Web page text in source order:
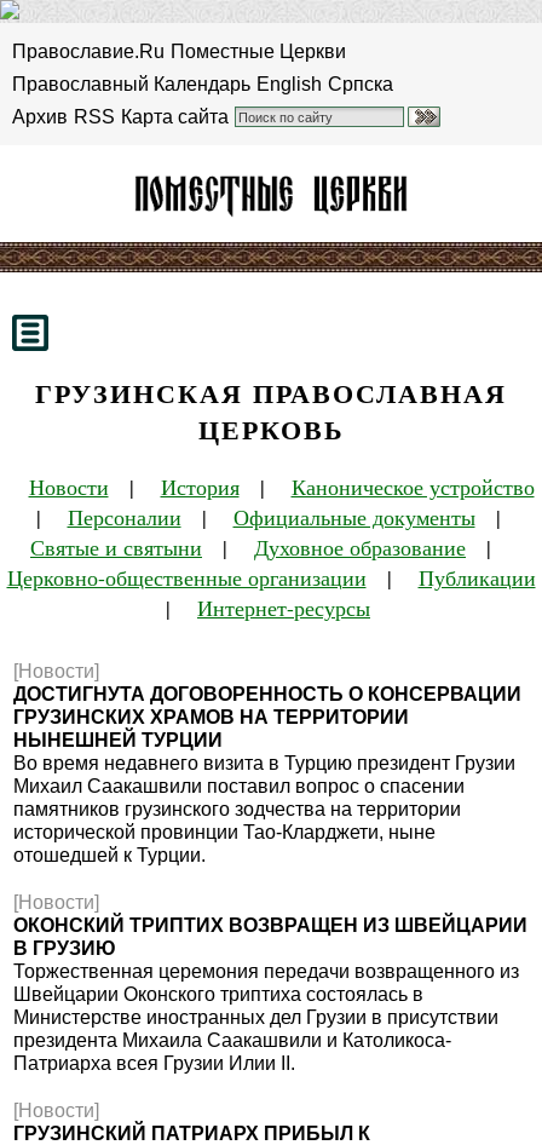
Православие.Ru Поместные Церкви
Православный Календарь English Српска
Архив RSS Карта сайта
ГРУЗИНСКАЯ ПРАВОСЛАВНАЯ
ЦЕРКОВЬ
Новости | История| Каноническое устройство
| Персоналии | Официальные документы|
Святые и святыни | Духовное образование |
Церковно-общественные организации | Публикации
| Интернет-ресурсы
[Новости]
ДОСТИГНУТА ДОГОВОРЕННОСТЬ О КОНСЕРВАЦИИ
ГРУЗИНСКИХ ХРАМОВ НА ТЕРРИТОРИИ
НЫНЕШНЕЙ ТУРЦИИ
Во время недавнего визита в Турцию президент Грузии
Михаил Саакашвили поставил вопрос о спасении
памятников грузинского зодчества на территории
исторической провинции Тао-Кларджети, ныне
отошедшей к Турции.
[Новости]
ОКОНСКИЙ ТРИПТИХ ВОЗВРАЩЕН ИЗ ШВЕЙЦАРИИ
В ГРУЗИЮ
Торжественная церемония передачи возвращенного из
Швейцарии Оконского триптиха состоялась в
Министерстве иностранных дел Грузии в присутствии
президента Михаила Саакашвили и Католикоса-
Патриарха всея Грузии Илии II.
[Новости]
ГРУЗИНСКИЙ ПАТРИАРХ ПРИБЫЛ К